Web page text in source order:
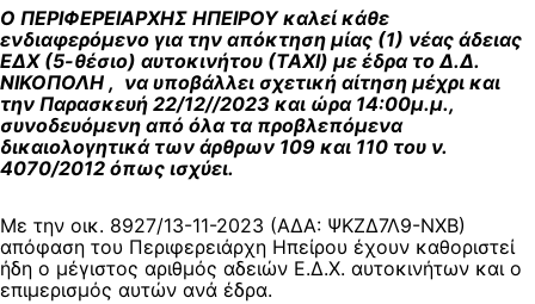
Ο ΠΕΡΙΦΕΡΕΙΑΡΧΗΣ ΗΠΕΙΡΟΥ καλεί κάθε
ενδιαφερόμενο για την απόκτηση μίας (1) νέας άδειας
ΕΔΧ (5-θέσιο) αυτοκινήτου (ΤΑΧΙ) με έδρα το Δ.Δ.
ΝΙΚΟΠΟΛΗ , να υποβάλλει σχετική αίτηση μέχρι και
την Παρασκευή 22/12//2023 και ώρα 14:00μ.μ.,
συνοδευόμενη από όλα τα προβλεπόμενα
δικαιολογητικά των άρθρων 109 και 110 του ν.
4070/2012 όπως ισχύει.
Με την οικ. 8927/13-11-2023 (ΑΔΑ: ΨΚΖΔ7Λ9-ΝΧΒ)
απόφαση του Περιφερειάρχη Ηπείρου έχουν καθοριστεί
ήδη ο μέγιστος αριθμός αδειών Ε.Δ.Χ. αυτοκινήτων και ο
επιμερισμός αυτών ανά έδρα.